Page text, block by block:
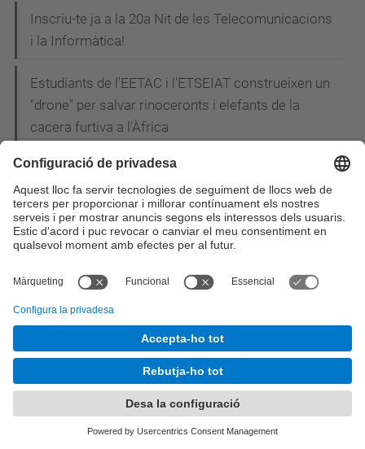
Inscriu-te ja a la 20a Nit de les Telecomunicacions
i la Informàtica!
Estudiants de l'EETAC i l'ETSEIAT construeixen un
"drone" per salvar rinoceronts i elefants de la
cacera furtiva a l’Àfrica
L'EETAC participa a la I Jornada CiTIC: els
enginyers de telecomunicació reivindiquen el
paper de líders en la concepció i el disseny de les
smart cities
Estudiants i professors del Grau en Enginyeria
Acte de graduació de la promoció 2013-2014:
Material gràfic disponible
Andrea Jaime Albalat, enginyera aeronàutica de 28
anys, rep el premi Young Space Leader Award